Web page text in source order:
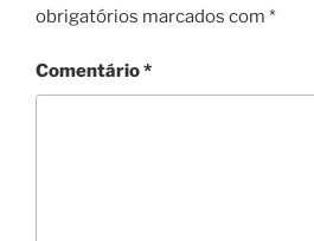
obrigatórios marcados com *
Comentário*